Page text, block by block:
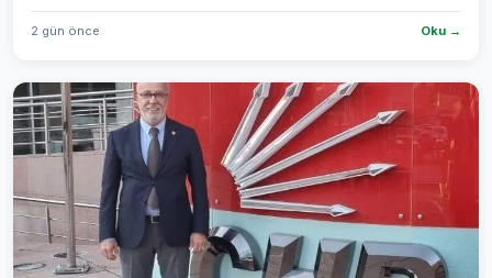
2 gün önce Oku →